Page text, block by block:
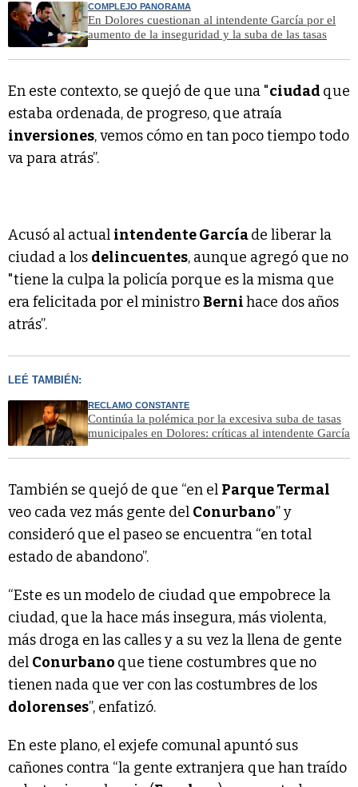
COMPLEJO PANORAMA
En Dolores cuestionan al intendente García por el
aumento de la inseguridad y la suba de las tasas
En este contexto, se quejó de que una "ciudad que
estaba ordenada, de progreso, que atraía
inversiones, vemos cómo en tan poco tiempo todo
va para atrás”.
Acusó al actual intendente Garcíade liberar la
ciudad a los delincuentes, aunque agregó que no
"tiene la culpa la policía porque es la misma que
era felicitada por el ministroBernihace dos años
atrás”.
LEÉ TAMBIÉN:
RECLAMO CONSTANTE
Continúa la polémica por la excesiva suba de tasas
municipales en Dolores: críticas al intendente García
También se quejó de que “en el Parque Termal
veo cada vez más gente del Conurbano” y
consideró que el paseo se encuentra “en total
estado de abandono”.
“Este es un modelo de ciudad que empobrece la
ciudad, que la hace más insegura, más violenta,
más droga en las calles y a su vez la llena de gente
del Conurbano que tiene costumbres que no
tienen nada que ver con las costumbres de los
dolorenses”, enfatizó.
En este plano, el exjefe comunal apuntó sus
cañones contra “la gente extranjera que han traído